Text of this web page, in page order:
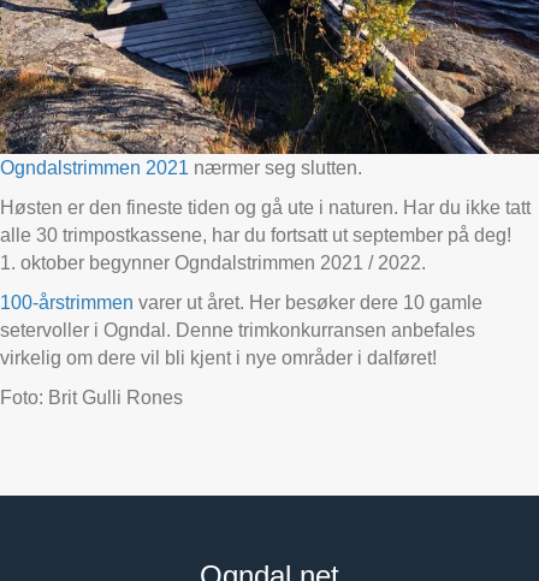
Ogndalstrimmen 2021 nærmer seg slutten.
Høsten er den fineste tiden og gå ute i naturen. Har du ikke tatt
alle 30 trimpostkassene, har du fortsatt ut september på deg!
1. oktober begynner Ogndalstrimmen 2021 / 2022.
100-årstrimmen varer ut året. Her besøker dere 10 gamle
setervoller i Ogndal. Denne trimkonkurransen anbefales
virkelig om dere vil bli kjent i nye områder i dalføret!
Foto: Brit Gulli Rones